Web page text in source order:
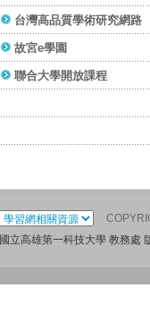
台灣高品質學術研究網路
故宮e學園
聯合大學開放課程
國立高雄第一科技大學 教務處